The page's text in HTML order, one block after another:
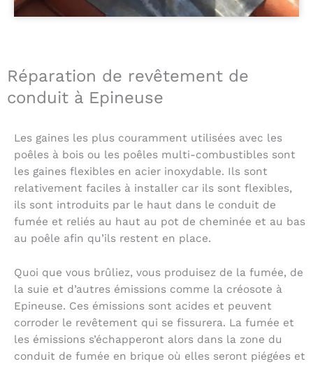
Réparation de revêtement de
conduit à Epineuse
Les gaines les plus couramment utilisées avec les
poêles à bois ou les poêles multi-combustibles sont
les gaines flexibles en acier inoxydable. Ils sont
relativement faciles à installer car ils sont flexibles,
ils sont introduits par le haut dans le conduit de
fumée et reliés au haut au pot de cheminée et au bas
au poêle afin qu’ils restent en place.
Quoi que vous brûliez, vous produisez de la fumée, de
la suie et d’autres émissions comme la créosote à
Epineuse. Ces émissions sont acides et peuvent
corroder le revêtement qui se fissurera. La fumée et
les émissions s’échapperont alors dans la zone du
conduit de fumée en brique où elles seront piégées et